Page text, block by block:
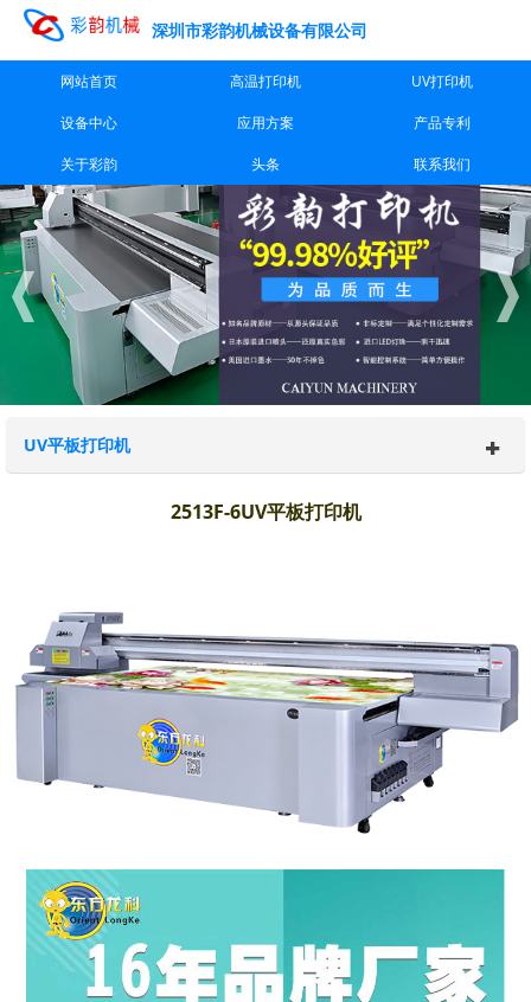
深圳市彩韵机械设备有限公司
网站首页 高温打印机 UV打印机
设备中心 应用方案 产品专利
关于彩韵 头条 联系我们
UV平板打印机
2513F-6UV平板打印机